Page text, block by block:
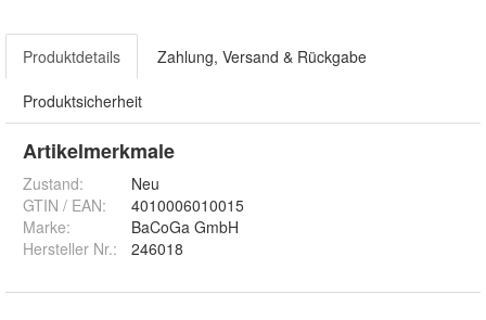
Produktdetails Zahlung, Versand & Rückgabe
Produktsicherheit
Artikelmerkmale
Zustand:
Neu
GTIN / EAN:
4010006010015
Marke:
BaCoGa GmbH
Hersteller Nr.:
246018